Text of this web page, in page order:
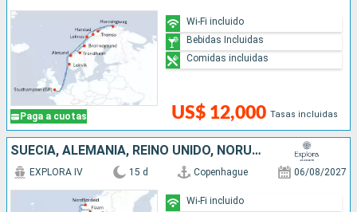
Paga a cuotas US$ 12,000 Tasas incluidas
Wi-Fi incluido
Bebidas Incluidas
Comidas incluidas
SUECIA, ALEMANIA, REINO UNIDO, NORUEGA, DINAMARCA
EXPLORA IV 15 d Copenhague 06/08/2027
Wi-Fi incluido